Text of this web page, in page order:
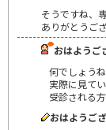
そうですね、
ありがとうご
おはようご
何でしょう
実際に見て
受診される
おはようご